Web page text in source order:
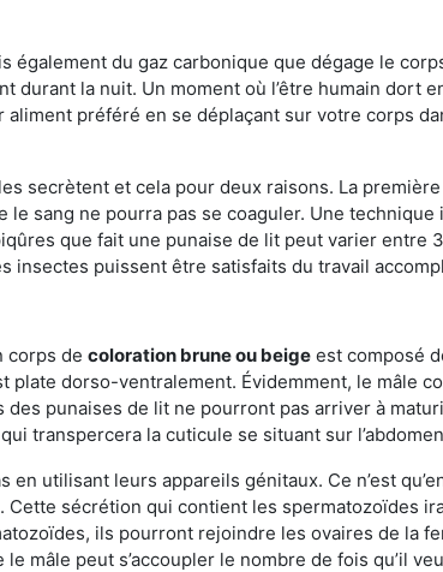
du gaz carbonique que dégage le
durant la nuit. Un moment où l’être humain dort
préféré en se déplaçant sur votre corps
secrètent et cela pour deux raisons. La
sang ne pourra pas se coaguler. Une technique
que fait une punaise de lit peut varier entre
insectes puissent être satisfaits du travail
corps de coloration brune ou beige est composé
plate dorso-ventralement. Évidemment, le mâle
punaises de lit ne pourront pas arriver à
transpercera la cuticule se situant sur
utilisant leurs appareils génitaux. Ce n’est
sécrétion qui contient les spermatozoïdes
ils pourront rejoindre les ovaires de la
mâle peut s’accoupler le nombre de fois qu’il